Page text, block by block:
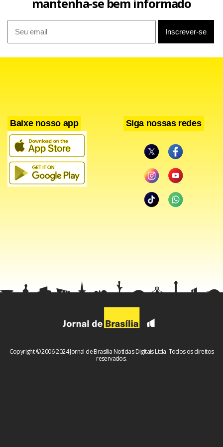
últimos dias, o petista trocou farpas com Maduro, que
vinha aumentando o tom contra a oposição e chegou a
Protestos contra resultado da eleição podem render
prisão, diz procurador-geral da Venezuela
Líder norte-coreano Kim Jong-un prepara filha
adolescente para sucedê-lo, afirma Inteligência sul-
coreana
Presidente Lula reafirmou que não vão faltar recursos
cautela. Enquanto o chileno falou que os resultados eram
“difíceis de acreditar”, o chanceler colombiano, Luis Gilberto
Murillo, pediu a “contagem total dos votos”.
Miguel Díaz-Canel, e a presidente de Honduras, Xiomara
Baixe nosso app Siga nossas redes
Copyright © 2006-2024 Jornal de Brasília Notícias Digitais Ltda. Todos os direitos
reservados.